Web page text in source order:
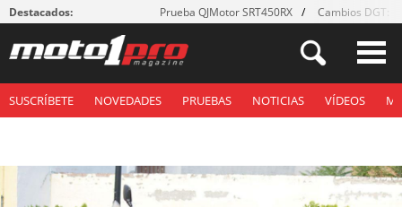
Destacados: Prueba QJMotor SRT450RX Cambios DGT:
SUSCRÍBETE NOVEDADES PRUEBAS NOTICIAS VÍDEOS